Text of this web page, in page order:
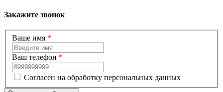
Закажите звонок
Ваше имя *
Ваш телефон *
Согласен на обработку персональных данных